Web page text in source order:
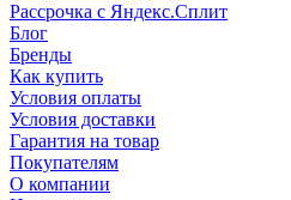
Рассрочка с Яндекс.Сплит
Блог
Бренды
Как купить
Условия оплаты
Условия доставки
Гарантия на товар
Покупателям
О компании